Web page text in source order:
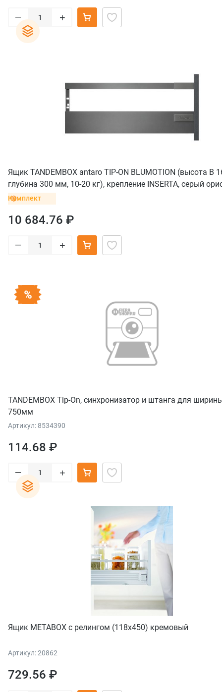
– +
Ящик TANDEMBOX antaro TIP-ON BLUMOTION (высота B
глубина 300 мм, 10-20 кг), крепление INSERTA, серый
Комплект
10 684.76 ₽
– +
TANDEMBOX Tip-On, синхронизатор и штанга для
750мм
Артикул: 8534390
114.68 ₽
– +
Ящик METABOX с релингом (118х450) кремовый
Артикул: 20862
729.56 ₽